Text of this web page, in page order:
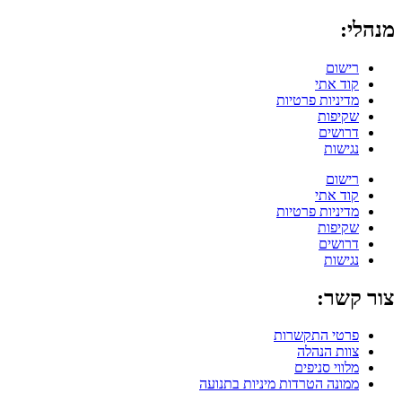
מנהלי:
רישום
קוד אתי
מדיניות פרטיות
שקיפות
דרושים
נגישות
רישום
קוד אתי
מדיניות פרטיות
שקיפות
דרושים
נגישות
צור קשר:
פרטי התקשרות
צוות הנהלה
מלווי סניפים
ממונה הטרדות מיניות בתנועה